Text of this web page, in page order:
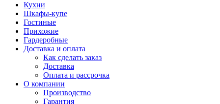
Кухни
Шкафы-купе
Гостиные
Прихожие
Гардеробные
Доставка и оплата
Как сделать заказ
Доставка
Оплата и рассрочка
О компании
Производство
Гарантия